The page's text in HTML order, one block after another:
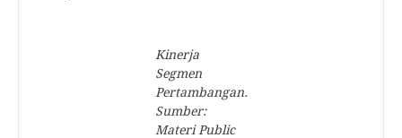
Kinerja
Segmen
Pertambangan.
Sumber:
Materi Public